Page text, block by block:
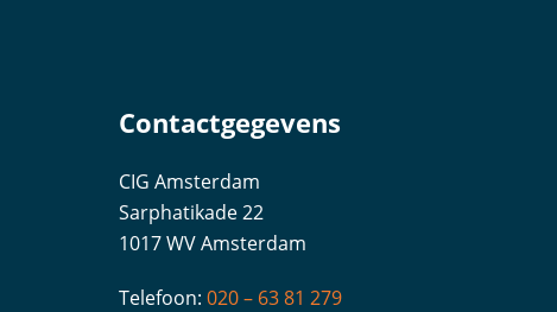
Contactgegevens
CIG Amsterdam
Sarphatikade 22
1017 WV Amsterdam
Telefoon: 020 – 63 81 279